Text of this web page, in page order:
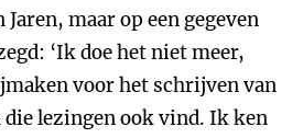
Jaren, maar op een gegeven
‘Ik doe het niet meer,
voor het schrijven van
die lezingen ook vind. Ik ken